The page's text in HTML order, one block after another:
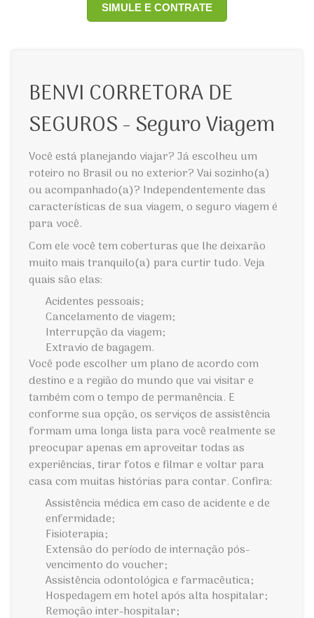
SIMULE E CONTRATE
BENVI CORRETORA DE
SEGUROS - Seguro Viagem
Você está planejando viajar? Já escolheu um
roteiro no Brasil ou no exterior? Vai sozinho(a)
ou acompanhado(a)? Independentemente das
características de sua viagem, o seguro viagem é
para você.
Com ele você tem coberturas que lhe deixarão
muito mais tranquilo(a) para curtir tudo. Veja
quais são elas:
Acidentes pessoais;
Cancelamento de viagem;
Interrupção da viagem;
Extravio de bagagem.
Você pode escolher um plano de acordo com
destino e a região do mundo que vai visitar e
também com o tempo de permanência. E
conforme sua opção, os serviços de assistência
formam uma longa lista para você realmente se
preocupar apenas em aproveitar todas as
experiências, tirar fotos e filmar e voltar para
casa com muitas histórias para contar. Confira:
Assistência médica em caso de acidente e de
enfermidade;
Fisioterapia;
Extensão do período de internação pós-
vencimento do voucher;
Assistência odontológica e farmacêutica;
Hospedagem em hotel após alta hospitalar;
Remoção inter-hospitalar;